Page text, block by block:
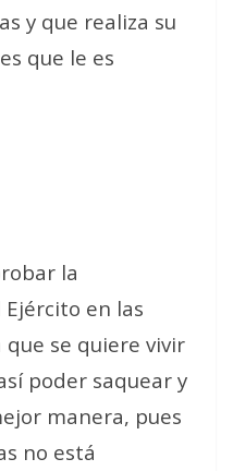
y que realiza su
que le es
la
en las
se quiere vivir
poder saquear y
manera, pues
no está